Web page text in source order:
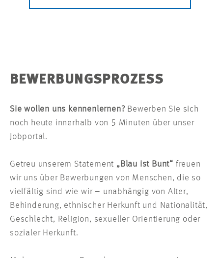
BEWERBUNGSPROZESS
Sie wollen uns kennenlernen?Bewerben Sie sich
noch heute innerhalb von 5 Minuten über unser
Jobportal.
Getreu unserem Statement „Blau ist Bunt“ freuen
wir uns über Bewerbungen von Menschen, die so
vielfältig sind wie wir – unabhängig von Alter,
Behinderung, ethnischer Herkunft und Nationalität,
Geschlecht, Religion, sexueller Orientierung oder
sozialer Herkunft.